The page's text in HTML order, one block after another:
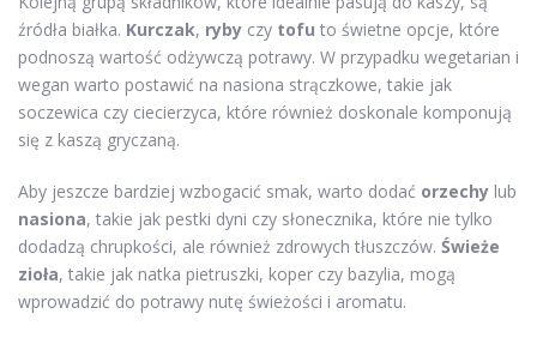
źródła białka. Kurczak, ryby czy tofu to świetne opcje, które
podnoszą wartość odżywczą potrawy. W przypadku wegetarian i
wegan warto postawić na nasiona strączkowe, takie jak
soczewica czy ciecierzyca, które również doskonale komponują
się z kaszą gryczaną.
Aby jeszcze bardziej wzbogacić smak, warto dodać orzechy lub
nasiona, takie jak pestki dyni czy słonecznika, które nie tylko
dodadzą chrupkości, ale również zdrowych tłuszczów. Świeże
zioła, takie jak natka pietruszki, koper czy bazylia, mogą
wprowadzić do potrawy nutę świeżości i aromatu.